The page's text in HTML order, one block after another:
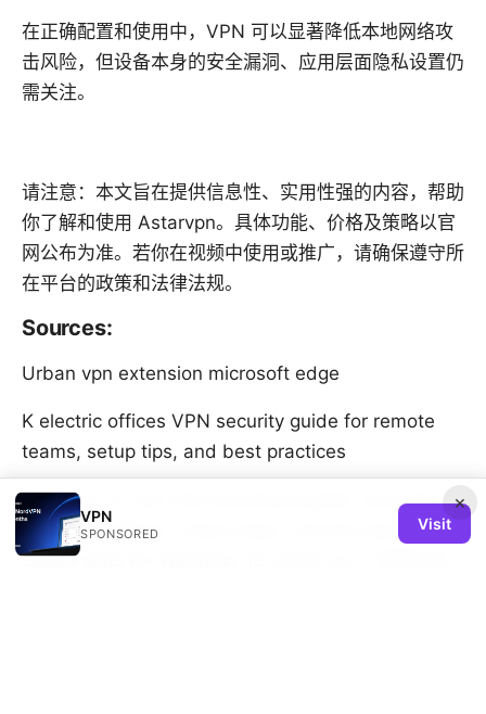
在正确配置和使用中，VPN 可以显著降低本地网络攻
击风险，但设备本身的安全漏洞、应用层面隐私设置仍
需关注。
请注意：本文旨在提供信息性、实用性强的内容，帮助
你了解和使用 Astarvpn。具体功能、价格及策略以官
网公布为准。若你在视频中使用或推广，请确保遵守所
在平台的政策和法律法规。
Sources:
Urban vpn extension microsoft edge
K electric offices VPN security guide for remote
teams, setup tips, and best practices
Windows 10 vpn free download guide: best free
and paid options, setup steps, security tips, and
speed tests for Windows 10
×
VPN
SPONSORED
Visit